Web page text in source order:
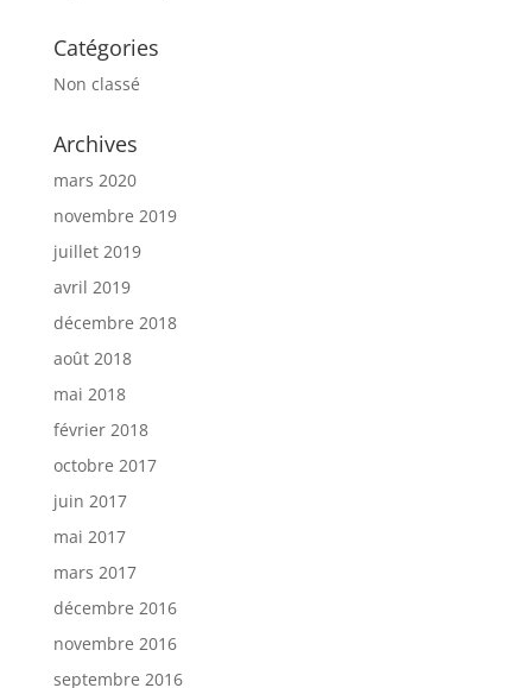
Catégories
Non classé
Archives
mars 2020
novembre 2019
juillet 2019
avril 2019
décembre 2018
août 2018
mai 2018
février 2018
octobre 2017
juin 2017
mai 2017
mars 2017
décembre 2016
novembre 2016
septembre 2016